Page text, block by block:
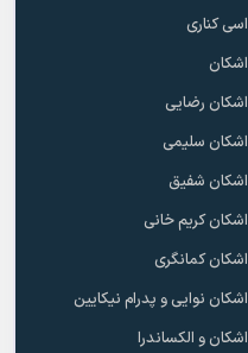
اسی کناری
اشکان
اشکان رضایی
اشکان سلیمی
اشکان شفیق
اشکان کریم خانی
اشکان کمانگری
اشکان نوایی و پدرام نیکایین
اشکان و الکساندرا